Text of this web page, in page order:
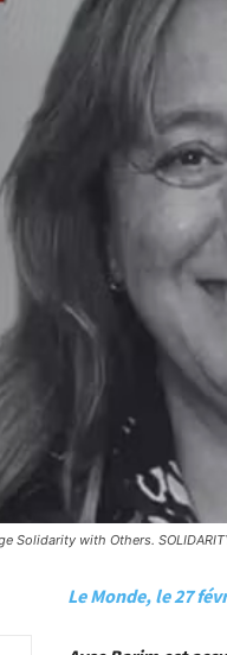
Solidarity with Others.
Le Monde, le 27